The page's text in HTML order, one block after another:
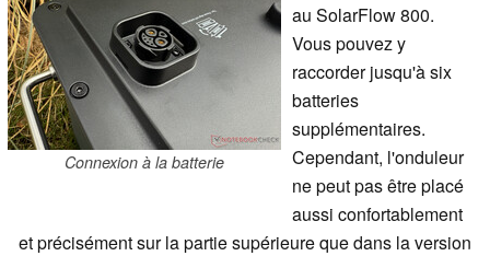
Connexion à la batterie
au SolarFlow 800.
Vous pouvez y
raccorder jusqu'à six
batteries
supplémentaires.
Cependant, l'onduleur
ne peut pas être placé
aussi confortablement
et précisément sur la partie supérieure que dans la version